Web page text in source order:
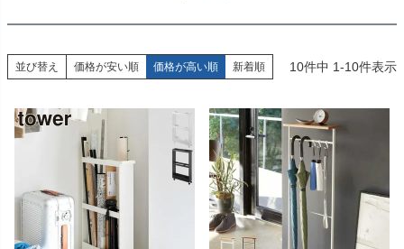
並び替え 価格が安い順 価格が高い順 新着順 10件中 1-10件表示